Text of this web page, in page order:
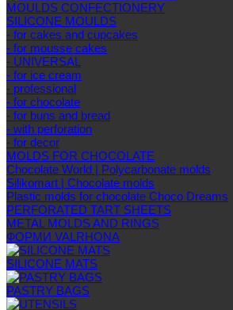
MOULDS CONFECTIONERY
SILICONE MOULDS
- for cakes and cupcakes
- for mousse cakes
- UNIVERSAL
- for ice cream
- professional
- for chocolate
- for buns and bread
- with perforation
- for decor
MOLDS FOR CHOCOLATE
Chocolate World | Polycarbonate molds
Silikomart | Chocolate molds
Plastic molds for chocolate Choco Dreams
PERFORATED TART SHEETS
METAL MOLDS AND RINGS
ФОРМИ VALRHONA
SILICONE MATS
PASTRY BAGS